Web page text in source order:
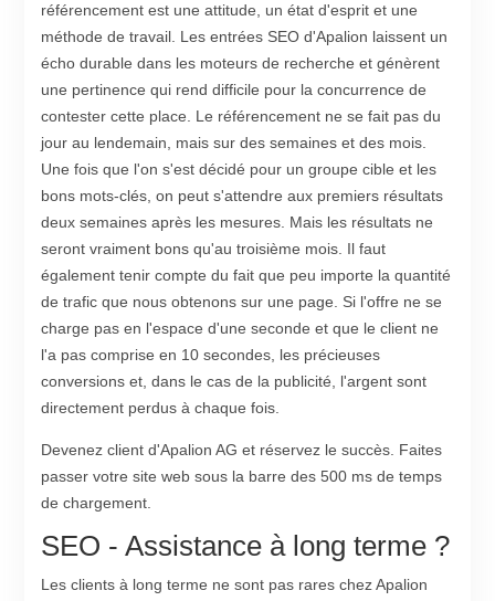
référencement est une attitude, un état d'esprit et une
méthode de travail. Les entrées SEO d'Apalion laissent un
écho durable dans les moteurs de recherche et génèrent
une pertinence qui rend difficile pour la concurrence de
contester cette place. Le référencement ne se fait pas du
jour au lendemain, mais sur des semaines et des mois.
Une fois que l'on s'est décidé pour un groupe cible et les
bons mots-clés, on peut s'attendre aux premiers résultats
deux semaines après les mesures. Mais les résultats ne
seront vraiment bons qu'au troisième mois. Il faut
également tenir compte du fait que peu importe la quantité
de trafic que nous obtenons sur une page. Si l'offre ne se
charge pas en l'espace d'une seconde et que le client ne
l'a pas comprise en 10 secondes, les précieuses
conversions et, dans le cas de la publicité, l'argent sont
directement perdus à chaque fois.
Devenez client d'Apalion AG et réservez le succès. Faites
passer votre site web sous la barre des 500 ms de temps
de chargement.
SEO - Assistance à long terme ?
Les clients à long terme ne sont pas rares chez Apalion